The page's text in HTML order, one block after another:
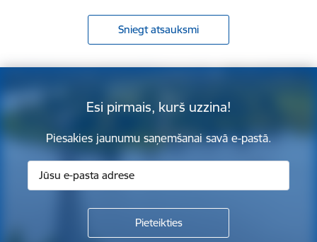
Sniegt atsauksmi
Esi pirmais, kurš uzzina!
Piesakies jaunumu saņemšanai savā e-pastā.